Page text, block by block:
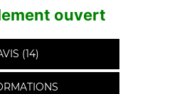
ouvert
(14)